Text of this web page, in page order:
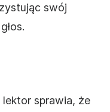
swój
sprawia, że